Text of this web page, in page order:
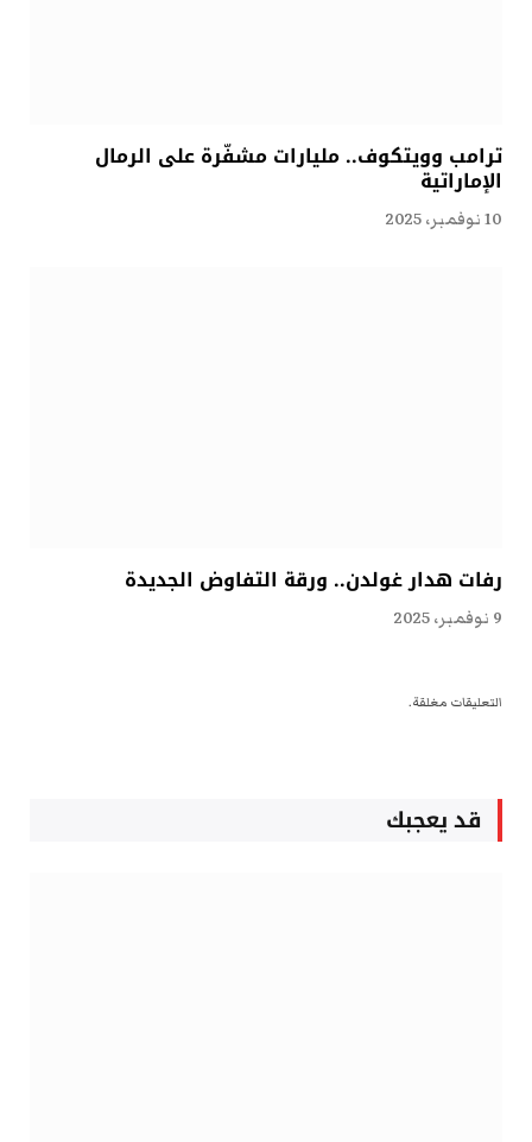
ترامب وويتكوف.. مليارات مشفّرة على الرمال
الإماراتية
10 نوفمبر، 2025
رفات هدار غولدن.. ورقة التفاوض الجديدة
9 نوفمبر، 2025
التعليقات مغلقة.
قد يعجبك